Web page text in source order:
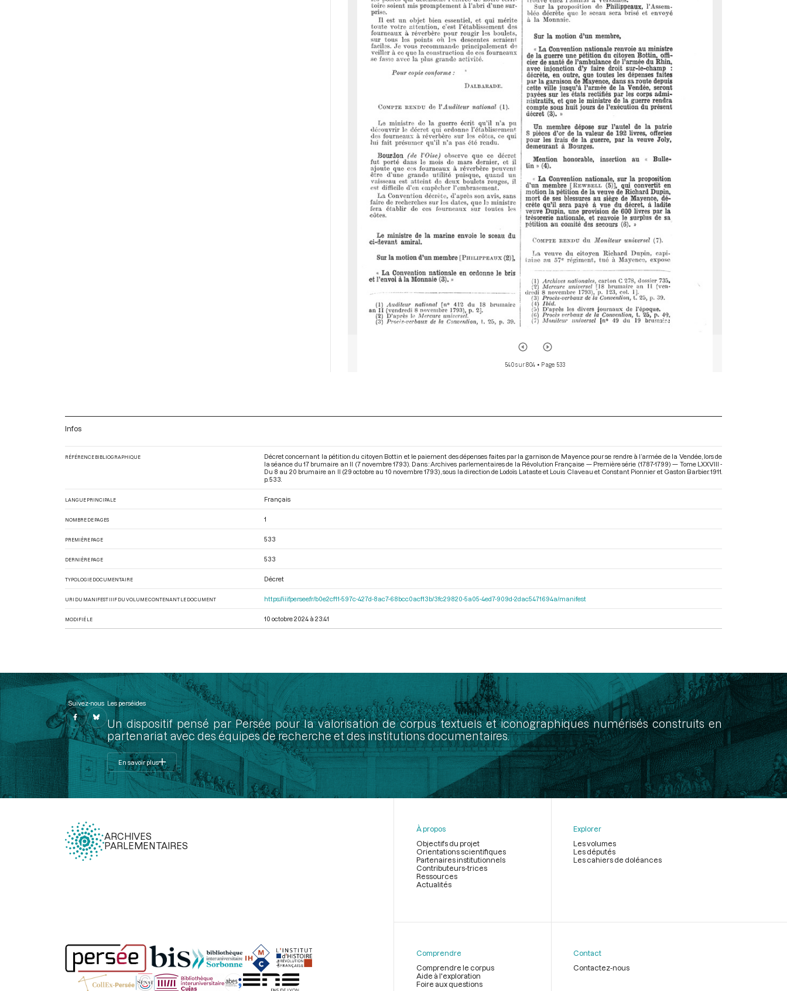
540 sur 804 • Page 533
Infos
RÉFÉRENCE BIBLIOGRAPHIQUE
Décret concernant la pétition du citoyen Bottin et le paiement des dépenses faites par la garnison de Mayence pour se rendre à l’armée de la Vendée, lors de
la séance du 17 brumaire an II (7 novembre 1793). Dans : Archives parlementaires de la Révolution Française — Première série (1787-1799) — Tome LXXVIII -
Du 8 au 20 brumaire an II (29 octobre au 10 novembre 1793) , sous la direction de Lodoïs Lataste et Louis Claveau et Constant Pionnier et Gaston Barbier. 1911.
p. 533.
LANGUE PRINCIPALE Français
NOMBRE DE PAGES 1
PREMIÈRE PAGE 533
DERNIÈRE PAGE 533
TYPOLOGIE DOCUMENTAIRE Décret
URI DU MANIFEST IIIF DU VOLUME CONTENANT LE DOCUMENT https://iiif.persee.fr/b0e2cf11-597c-427d-8ac7-68bcc0acf13b/3fc29820-5a05-4ed7-909d-2dac5471694a/manifest
MODIFIÉ LE 10 octobre 2024 à 23:41
Suivez-nous Les perséides
Un dispositif pensé par Persée pour la valorisation de corpus textuels et iconographiques numérisés construits en
partenariat avec des équipes de recherche et des institutions documentaires.
En savoir plus
ARCHIVES
PARLEMENTAIRES
page
À propos
Objectifs du projet
Orientations scientifiques
Partenaires institutionnels
Contributeurs-trices
Ressources
Actualités
Explorer
Les volumes
Les députés
Les cahiers de doléances
Comprendre
Comprendre le corpus
Aide à l'exploration
Foire aux questions
Contact
Contactez-nous